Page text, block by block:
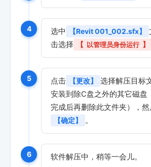
4 选中 【Revit 001_002.sfx】
击选择
【 以管理员身份运行 】
5 点击 【更改】
选择解压目标
安装到除C盘之外的其它磁盘
完成后再删除此文件夹），
【确定】 。
6 软件解压中，稍等一会儿。